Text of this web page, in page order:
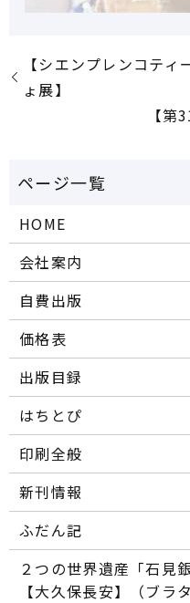
【シエンプレンコテ
ょ展】
【
HOME
会社案内
自費出版
価格表
出版目録
はちとぴ
印刷全般
新刊情報
ふだん記
２つの世界遺産「石見
【大久保長安】（ブラ